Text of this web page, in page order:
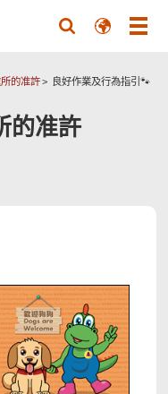
的准許 良好作業及行為指引🐾
的准許